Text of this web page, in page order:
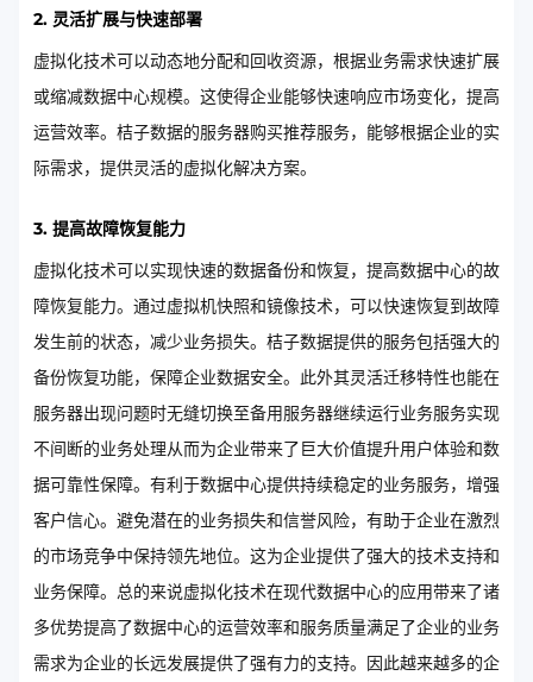
2. 灵活扩展与快速部署
虚拟化技术可以动态地分配和回收资源，根据业务需求快速扩展
或缩减数据中心规模。这使得企业能够快速响应市场变化，提高
运营效率。桔子数据的服务器购买推荐服务，能够根据企业的实
际需求，提供灵活的虚拟化解决方案。
3. 提高故障恢复能力
虚拟化技术可以实现快速的数据备份和恢复，提高数据中心的故
障恢复能力。通过虚拟机快照和镜像技术，可以快速恢复到故障
发生前的状态，减少业务损失。桔子数据提供的服务包括强大的
备份恢复功能，保障企业数据安全。此外其灵活迁移特性也能在
服务器出现问题时无缝切换至备用服务器继续运行业务服务实现
不间断的业务处理从而为企业带来了巨大价值提升用户体验和数
据可靠性保障。有利于数据中心提供持续稳定的业务服务，增强
客户信心。避免潜在的业务损失和信誉风险，有助于企业在激烈
的市场竞争中保持领先地位。这为企业提供了强大的技术支持和
业务保障。总的来说虚拟化技术在现代数据中心的应用带来了诸
多优势提高了数据中心的运营效率和服务质量满足了企业的业务
需求为企业的长远发展提供了强有力的支持。因此越来越多的企